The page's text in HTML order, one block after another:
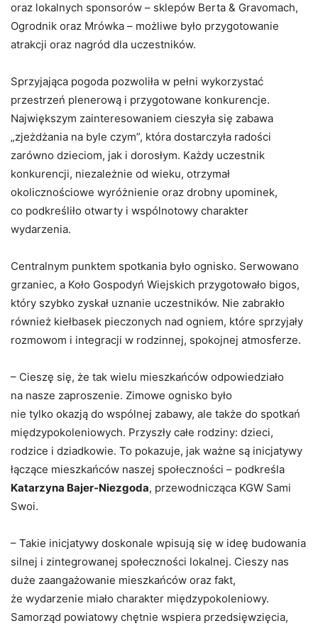
oraz lokalnych sponsorów – sklepów Berta & Gravomach,
Ogrodnik oraz Mrówka – możliwe było przygotowanie
atrakcji oraz nagród dla uczestników.
Sprzyjająca pogoda pozwoliła w pełni wykorzystać
przestrzeń plenerową i przygotowane konkurencje.
Największym zainteresowaniem cieszyła się zabawa
„zjeżdżania na byle czym”, która dostarczyła radości
zarówno dzieciom, jak i dorosłym. Każdy uczestnik
konkurencji, niezależnie od wieku, otrzymał
okolicznościowe wyróżnienie oraz drobny upominek,
co podkreśliło otwarty i wspólnotowy charakter
wydarzenia.
Centralnym punktem spotkania było ognisko. Serwowano
grzaniec, a Koło Gospodyń Wiejskich przygotowało bigos,
który szybko zyskał uznanie uczestników. Nie zabrakło
również kiełbasek pieczonych nad ogniem, które sprzyjały
rozmowom i integracji w rodzinnej, spokojnej atmosferze.
– Cieszę się, że tak wielu mieszkańców odpowiedziało
na nasze zaproszenie. Zimowe ognisko było
nie tylko okazją do wspólnej zabawy, ale także do spotkań
międzypokoleniowych. Przyszły całe rodziny: dzieci,
rodzice i dziadkowie. To pokazuje, jak ważne są inicjatywy
łączące mieszkańców naszej społeczności – podkreśla
Katarzyna Bajer-Niezgoda, przewodnicząca KGW Sami
Swoi.
– Takie inicjatywy doskonale wpisują się w ideę budowania
silnej i zintegrowanej społeczności lokalnej. Cieszy nas
duże zaangażowanie mieszkańców oraz fakt,
że wydarzenie miało charakter międzypokoleniowy.
Samorząd powiatowy chętnie wspiera przedsięwzięcia,